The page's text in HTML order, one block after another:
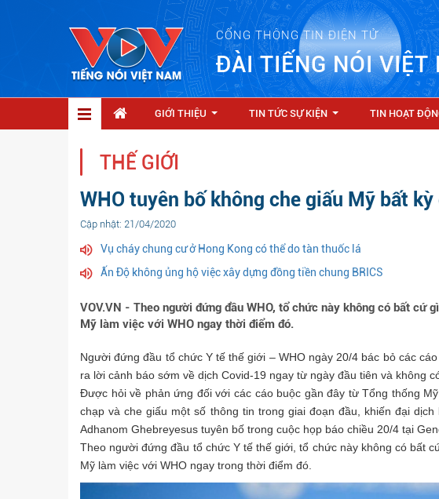
CỔNG THÔNG TIN ĐIỆN TỬ
ĐÀI TIẾNG NÓI VIỆT
GIỚI THIỆU TIN TỨC SỰ KIỆN TIN HOẠT
THẾ GIỚI
WHO tuyên bố không che giấu Mỹ bất
Cập nhật: 21/04/2020
Vụ cháy chung cư ở Hong Kong có thể do tàn thuốc lá
Ấn Độ không ủng hộ việc xây dựng đồng tiền chung BRICS
VOV.VN - Theo người đứng đầu WHO, tổ chức này không có bất cứ
Mỹ làm việc với WHO ngay thời điểm đó.
Người đứng đầu tổ chức Y tế thế giới – WHO ngày 20/4 bác bỏ các
ra lời cảnh báo sớm về dịch Covid-19 ngay từ ngày đầu tiên và không
Được hỏi về phản ứng đối với các cáo buộc gần đây từ Tổng thống
chạp và che giấu một số thông tin trong giai đoạn đầu, khiến đại
Adhanom Ghebreyesus tuyên bố trong cuộc họp báo chiều 20/4 tại
Theo người đứng đầu tổ chức Y tế thế giới, tổ chức này không có bất
Mỹ làm việc với WHO ngay trong thời điểm đó.